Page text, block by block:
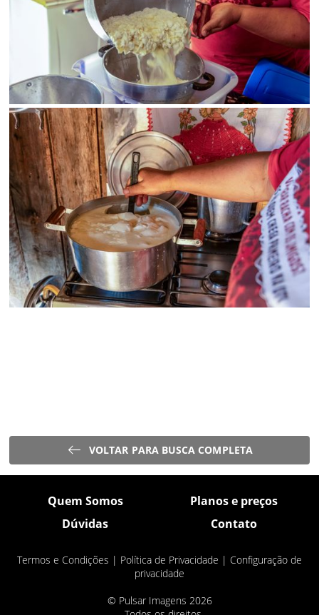
VOLTAR PARA BUSCA COMPLETA
Quem Somos
Planos e preços
Dúvidas
Contato
Termos e Condições | Política de Privacidade | Configuração de
privacidade
© Pulsar Imagens 2026